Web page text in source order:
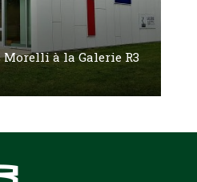
à la Galerie R3